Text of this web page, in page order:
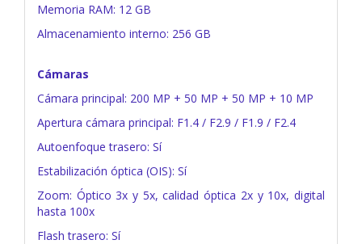
Memoria RAM: 12 GB
Almacenamiento interno: 256 GB
Cámaras
Cámara principal: 200 MP + 50 MP + 50 MP + 10 MP
Apertura cámara principal: F1.4 / F2.9 / F1.9 / F2.4
Autoenfoque trasero: Sí
Estabilización óptica (OIS): Sí
Zoom: Óptico 3x y 5x, calidad óptica 2x y 10x, digital
hasta 100x
Flash trasero: Sí